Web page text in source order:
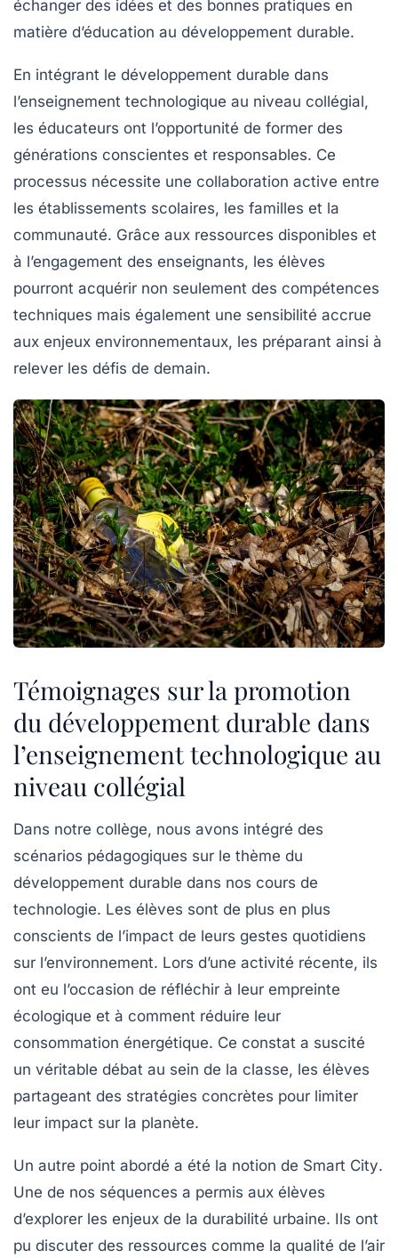
échanger des idées et des bonnes pratiques en
matière d’éducation au développement durable.
En intégrant le développement durable dans
l’enseignement technologique au niveau collégial,
les éducateurs ont l’opportunité de former des
générations conscientes et responsables. Ce
processus nécessite une collaboration active entre
les établissements scolaires, les familles et la
communauté. Grâce aux ressources disponibles et
à l’engagement des enseignants, les élèves
pourront acquérir non seulement des compétences
techniques mais également une sensibilité accrue
aux enjeux environnementaux, les préparant ainsi à
relever les défis de demain.
Témoignages sur la promotion
du développement durable dans
l’enseignement technologique au
niveau collégial
Dans notre collège, nous avons intégré des
scénarios pédagogiques sur le thème du
développement durable dans nos cours de
technologie. Les élèves sont de plus en plus
conscients de l’impact de leurs gestes quotidiens
sur l’environnement. Lors d’une activité récente, ils
ont eu l’occasion de réfléchir à leur empreinte
écologique et à comment réduire leur
consommation énergétique. Ce constat a suscité
un véritable débat au sein de la classe, les élèves
partageant des stratégies concrètes pour limiter
leur impact sur la planète.
Un autre point abordé a été la notion de Smart City.
Une de nos séquences a permis aux élèves
d’explorer les enjeux de la durabilité urbaine. Ils ont
pu discuter des ressources comme la qualité de l’air